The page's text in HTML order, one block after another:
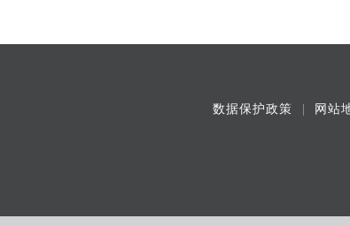
数据保护政策 网站